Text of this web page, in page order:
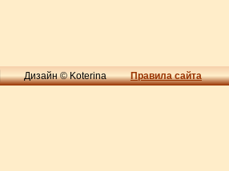
Дизайн © Koterina Правила сайта